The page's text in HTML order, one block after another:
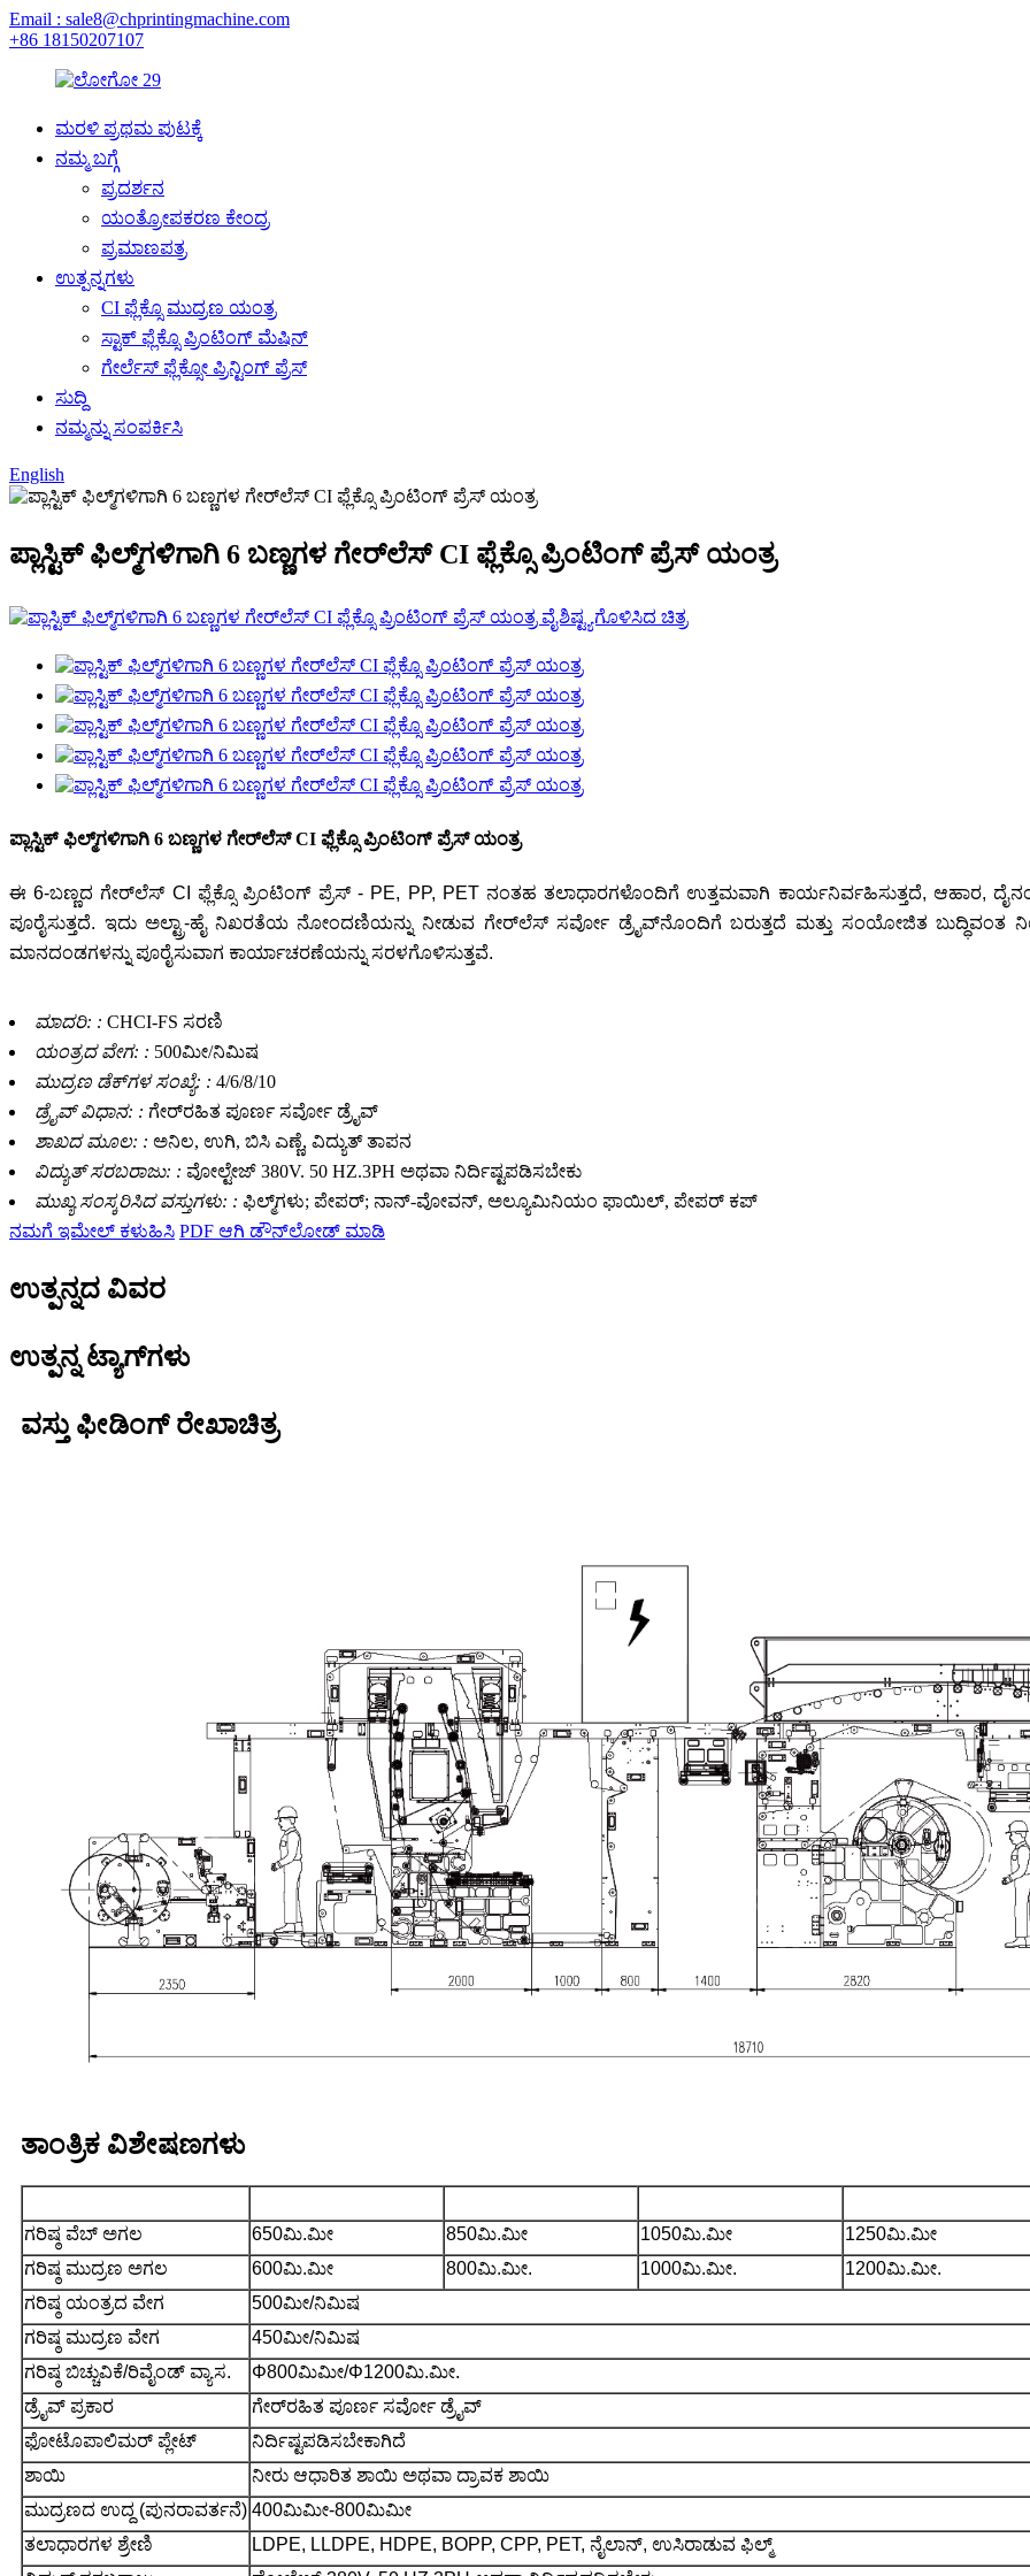
Email : sale8@chprintingmachine.com
+86 18150207107
ಮರಳಿ ಪ್ರಥಮ ಪುಟಕ್ಕೆ
ನಮ್ಮ ಬಗ್ಗೆ
ಪ್ರದರ್ಶನ
ಯಂತ್ರೋಪಕರಣ ಕೇಂದ್ರ
ಪ್ರಮಾಣಪತ್ರ
ಉತ್ಪನ್ನಗಳು
CI ಫ್ಲೆಕ್ಸೊ ಮುದ್ರಣ ಯಂತ್ರ
ಸ್ಟಾಕ್ ಫ್ಲೆಕ್ಸೊ ಪ್ರಿಂಟಿಂಗ್ ಮೆಷಿನ್
ಗೇರ್ಲೆಸ್ ಫ್ಲೆಕ್ಸೋ ಪ್ರಿನ್ಟಿಂಗ್ ಪ್ರೆಸ್
ಸುದ್ದಿ
ನಮ್ಮನ್ನು ಸಂಪರ್ಕಿಸಿ
English
ಪ್ಲಾಸ್ಟಿಕ್ ಫಿಲ್ಮ್‌ಗಳಿಗಾಗಿ 6 ​​ಬಣ್ಣಗಳ ಗೇರ್‌ಲೆಸ್ CI ಫ್ಲೆಕ್ಸೊ ಪ್ರಿಂಟಿಂಗ್ ಪ್ರೆಸ್ ಯಂತ್ರ
ಪ್ಲಾಸ್ಟಿಕ್ ಫಿಲ್ಮ್‌ಗಳಿಗಾಗಿ 6 ​​ಬಣ್ಣಗಳ ಗೇರ್‌ಲೆಸ್ CI ಫ್ಲೆಕ್ಸೊ ಪ್ರಿಂಟಿಂಗ್ ಪ್ರೆಸ್ ಯಂತ್ರ
ಈ 6-ಬಣ್ಣದ ಗೇರ್‌ಲೆಸ್ CI ಫ್ಲೆಕ್ಸೊ ಪ್ರಿಂಟಿಂಗ್ ಪ್ರೆಸ್ - PE, PP, PET ನಂತಹ ತಲಾಧಾರಗಳೊಂದಿಗೆ ಉತ್ತಮವಾಗಿ ಕಾರ್ಯನಿರ್ವಹಿಸುತ್ತದೆ, ಆಹಾರ,
ಪೂರೈಸುತ್ತದೆ. ಇದು ಅಲ್ಟ್ರಾ-ಹೈ ನಿಖರತೆಯ ನೋಂದಣಿಯನ್ನು ನೀಡುವ ಗೇರ್‌ಲೆಸ್ ಸರ್ವೋ ಡ್ರೈವ್‌ನೊಂದಿಗೆ ಬರುತ್ತದೆ ಮತ್ತು ಸಂಯೋಜಿತ ಬುದ್ಧಿವಂತ
ಮಾನದಂಡಗಳನ್ನು ಪೂರೈಸುವಾಗ ಕಾರ್ಯಾಚರಣೆಯನ್ನು ಸರಳಗೊಳಿಸುತ್ತವೆ.
ಮಾದರಿ: : CHCI-FS ಸರಣಿ
ಯಂತ್ರದ ವೇಗ: : 500ಮೀ/ನಿಮಿಷ
ಮುದ್ರಣ ಡೆಕ್‌ಗಳ ಸಂಖ್ಯೆ: : 4/6/8/10
ಡ್ರೈವ್ ವಿಧಾನ: : ಗೇರ್‌ರಹಿತ ಪೂರ್ಣ ಸರ್ವೋ ಡ್ರೈವ್
ಶಾಖದ ಮೂಲ: : ಅನಿಲ, ಉಗಿ, ಬಿಸಿ ಎಣ್ಣೆ, ವಿದ್ಯುತ್ ತಾಪನ
ವಿದ್ಯುತ್ ಸರಬರಾಜು: : ವೋಲ್ಟೇಜ್ 380V. 50 HZ.3PH ಅಥವಾ ನಿರ್ದಿಷ್ಟಪಡಿಸಬೇಕು
ಮುಖ್ಯ ಸಂಸ್ಕರಿಸಿದ ವಸ್ತುಗಳು: : ಫಿಲ್ಮ್‌ಗಳು; ಪೇಪರ್; ನಾನ್-ವೋವನ್, ಅಲ್ಯೂಮಿನಿಯಂ ಫಾಯಿಲ್, ಪೇಪರ್ ಕಪ್
ನಮಗೆ ಇಮೇಲ್ ಕಳುಹಿಸಿ PDF ಆಗಿ ಡೌನ್‌ಲೋಡ್ ಮಾಡಿ
ಉತ್ಪನ್ನದ ವಿವರ
ಉತ್ಪನ್ನ ಟ್ಯಾಗ್‌ಗಳು
ವಸ್ತು ಫೀಡಿಂಗ್ ರೇಖಾಚಿತ್ರ
ತಾಂತ್ರಿಕ ವಿಶೇಷಣಗಳು
ಗರಿಷ್ಠ ವೆಬ್ ಅಗಲ
650ಮಿ.ಮೀ 850ಮಿ.ಮೀ 1050ಮಿ.ಮೀ
1250ಮಿ.ಮೀ
ಗರಿಷ್ಠ ಮುದ್ರಣ ಅಗಲ
600ಮಿ.ಮೀ 800ಮಿ.ಮೀ. 1000ಮಿ.ಮೀ.
1200ಮಿ.ಮೀ.
ಗರಿಷ್ಠ ಯಂತ್ರದ ವೇಗ
500ಮೀ/ನಿಮಿಷ
ಗರಿಷ್ಠ ಮುದ್ರಣ ವೇಗ
450ಮೀ/ನಿಮಿಷ
ಗರಿಷ್ಠ ಬಿಚ್ಚುವಿಕೆ/ರಿವೈಂಡ್ ವ್ಯಾಸ.
Φ800ಮಿಮೀ/Φ1200ಮಿ.ಮೀ.
ಡ್ರೈವ್ ಪ್ರಕಾರ
ಗೇರ್‌ರಹಿತ ಪೂರ್ಣ ಸರ್ವೋ ಡ್ರೈವ್
ಫೋಟೊಪಾಲಿಮರ್ ಪ್ಲೇಟ್
ನಿರ್ದಿಷ್ಟಪಡಿಸಬೇಕಾಗಿದೆ
ಶಾಯಿ
ನೀರು ಆಧಾರಿತ ಶಾಯಿ ಅಥವಾ ದ್ರಾವಕ ಶಾಯಿ
ಮುದ್ರಣದ ಉದ್ದ (ಪುನರಾವರ್ತನೆ) 400ಮಿಮೀ-800ಮಿಮೀ
ತಲಾಧಾರಗಳ ಶ್ರೇಣಿ
LDPE, LLDPE, HDPE, BOPP, CPP, PET, ನೈಲಾನ್, ಉಸಿರಾಡುವ ಫಿಲ್ಮ್